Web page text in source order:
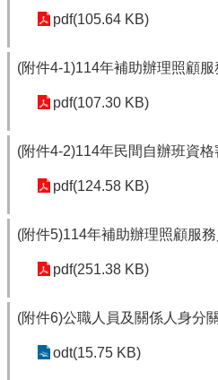
pdf(105.64 KB)
(附件4-1)114年補助辦理照顧
pdf(107.30 KB)
(附件4-2)114年民間自辦班資格
pdf(124.58 KB)
(附件5)114年補助辦理照顧服
pdf(251.38 KB)
(附件6)公職人員及關係人身分
odt(15.75 KB)